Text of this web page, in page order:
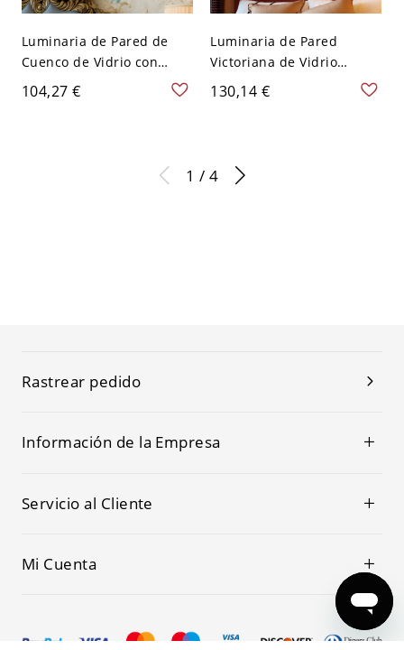
Luminaria de Pared de
Cuenco de Vidrio con
Dibujo de Girasol Aplique
de Pared Tiffany de 2
104,27 €
Luminaria de Pared
Victoriana de Vidrio
Naranja Luz de Pared 2
Cabezas de Flores con
130,14 €
1 / 4
Rastrear pedido
Información de la Empresa
Servicio al Cliente
Mi Cuenta